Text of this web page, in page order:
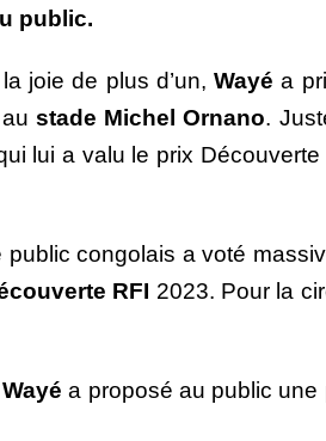
public.
joie de plus d’un,Wayé a
stade Michel Ornano.
lui a valu le prix
congolais a voté
RFI 2023. Pour la
Wayé a proposé au public